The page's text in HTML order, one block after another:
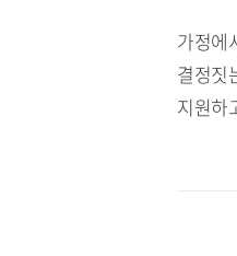
가정에
결정짓
지원하